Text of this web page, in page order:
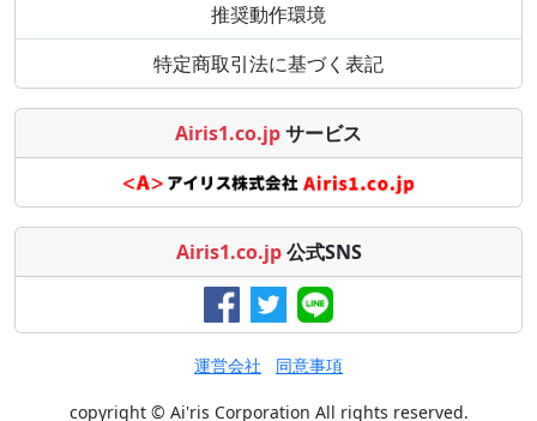
推奨動作環境
特定商取引法に基づく表記
Airis1.co.jpサービス
Airis1.co.jp 公式SNS
運営会社 同意事項
copyright © Ai'ris Corporation All rights reserved.